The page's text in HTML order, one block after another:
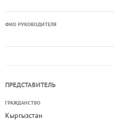
ФИО РУКОВОДИТЕЛЯ
ПРЕДСТАВИТЕЛЬ
ГРАЖДАНСТВО
Кыргызстан